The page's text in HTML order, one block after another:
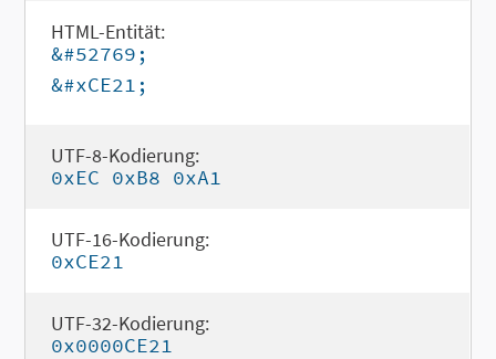
HTML-Entität:
&#52769;
&#xCE21;
UTF-8-Kodierung:
0xEC 0xB8 0xA1
UTF-16-Kodierung:
0xCE21
UTF-32-Kodierung:
0x0000CE21